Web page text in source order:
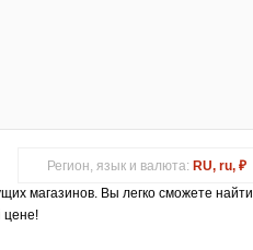
Регион, язык и валюта: RU, ru, ₽
магазинов. Вы легко сможете найти
цене!